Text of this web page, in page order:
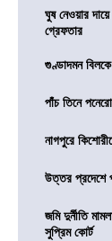
ঘুষ নেওয়ার
গ্রেফতার
গুণ্ডাদমন
পাঁচ তিনে পনেরো
নাগপুরে
উত্তর প্রদেশে
জমি দুর্নীতি
সুপ্রিম কোর্ট